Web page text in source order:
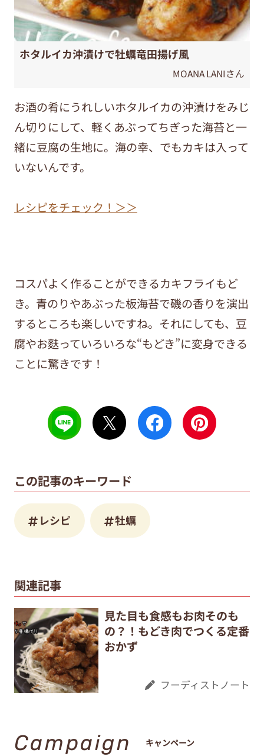
ホタルイカ沖漬けで牡蠣竜田揚げ風
MOANA LANIさん
お酒の肴にうれしいホタルイカの沖漬けをみじ
ん切りにして、軽くあぶってちぎった海苔と一
緒に豆腐の生地に。海の幸、でもカキは入って
いないんです。
レシピをチェック！＞＞
コスパよく作ることができるカキフライもど
き。青のりやあぶった板海苔で磯の香りを演出
するところも楽しいですね。それにしても、豆
腐やお麩っていろいろな“もどき”に変身できる
ことに驚きです！
この記事のキーワード
レシピ 牡蠣
関連記事
見た目も食感もお肉そのも
の？！もどき肉でつくる定番
おかず
フーディストノート
Campaign キャンペーン